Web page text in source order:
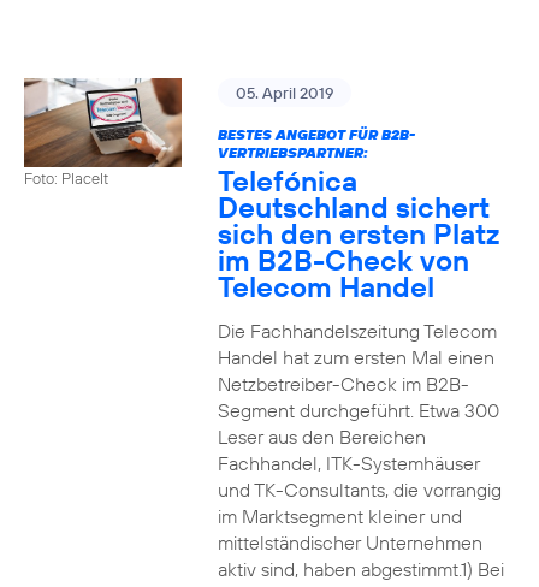
Foto: PlaceIt
05. April 2019
BESTES ANGEBOT FÜR B2B-
VERTRIEBSPARTNER:
Telefónica
Deutschland sichert
sich den ersten Platz
im B2B-Check von
Telecom Handel
Die Fachhandelszeitung Telecom
Handel hat zum ersten Mal einen
Netzbetreiber-Check im B2B-
Segment durchgeführt. Etwa 300
Leser aus den Bereichen
Fachhandel, ITK-Systemhäuser
und TK-Consultants, die vorrangig
im Marktsegment kleiner und
mittelständischer Unternehmen
aktiv sind, haben abgestimmt.1) Bei